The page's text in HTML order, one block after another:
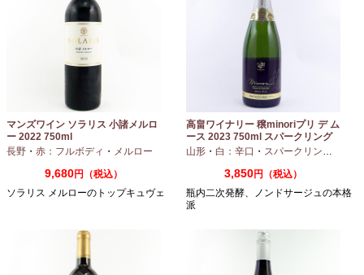
マンズワイン ソラリス 小諸メルロ
ー 2022 750ml
長野 ・ 赤：フルボディ ・ メルロー
9,680円（税込）
ソラリス メルローのトップキュヴェ
高畠ワイナリー 穣minoriプリ デ ム
ース 2023 750ml スパークリング
ワイン
山形 ・ 白：辛口 ・ スパークリングワイン
3,850円（税込）
瓶内二次発酵、ノンドサージュの本格
派